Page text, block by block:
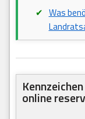
Was
online